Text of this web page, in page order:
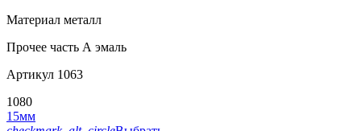
Материал металл
Прочее часть А эмаль
Артикул 1063
1080
15мм